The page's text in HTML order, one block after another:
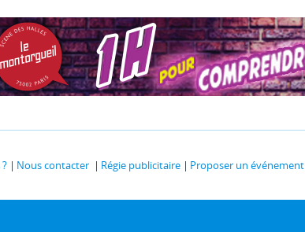
Nous contacter Régie publicitaire Proposer un événement